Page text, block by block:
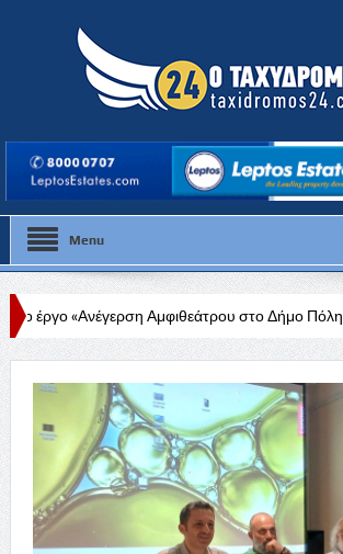
Menu
Αμφιθεάτρου στο Δήμο Πόλης Χρυσοχούς»